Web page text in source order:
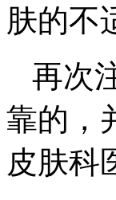
肤的不
再次
靠的，
皮肤科